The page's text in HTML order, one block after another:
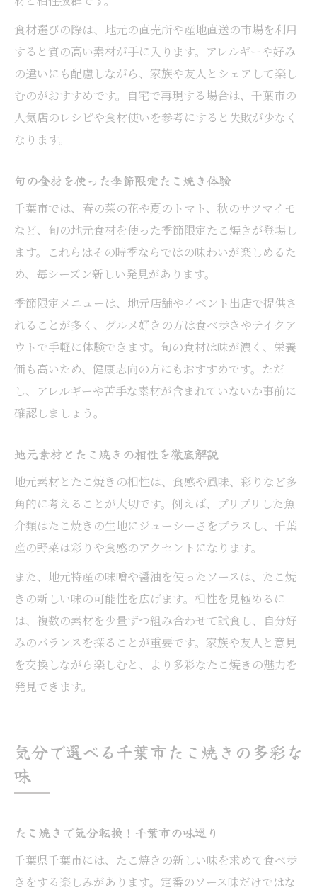
食材選びの際は、地元の直売所や産地直送の市場を利用
すると質の高い素材が手に入ります。アレルギーや好み
の違いにも配慮しながら、家族や友人とシェアして楽し
むのがおすすめです。自宅で再現する場合は、千葉市の
人気店のレシピや食材使いを参考にすると失敗が少なく
なります。
旬の食材を使った季節限定たこ焼き体験
千葉市では、春の菜の花や夏のトマト、秋のサツマイモ
など、旬の地元食材を使った季節限定たこ焼きが登場し
ます。これらはその時季ならではの味わいが楽しめるた
め、毎シーズン新しい発見があります。
季節限定メニューは、地元店舗やイベント出店で提供さ
れることが多く、グルメ好きの方は食べ歩きやテイクア
ウトで手軽に体験できます。旬の食材は味が濃く、栄養
価も高いため、健康志向の方にもおすすめです。ただ
し、アレルギーや苦手な素材が含まれていないか事前に
確認しましょう。
地元素材とたこ焼きの相性を徹底解説
地元素材とたこ焼きの相性は、食感や風味、彩りなど多
角的に考えることが大切です。例えば、プリプリした魚
介類はたこ焼きの生地にジューシーさをプラスし、千葉
産の野菜は彩りや食感のアクセントになります。
また、地元特産の味噌や醤油を使ったソースは、たこ焼
きの新しい味の可能性を広げます。相性を見極めるに
は、複数の素材を少量ずつ組み合わせて試食し、自分好
みのバランスを探ることが重要です。家族や友人と意見
を交換しながら楽しむと、より多彩なたこ焼きの魅力を
発見できます。
気分で選べる千葉市たこ焼きの多彩な
味
たこ焼きで気分転換！千葉市の味巡り
千葉県千葉市には、たこ焼きの新しい味を求めて食べ歩
きをする楽しみがあります。定番のソース味だけではな